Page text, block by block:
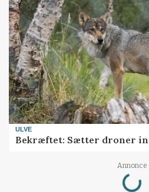
ULVE
Bekræftet: Sætter droner
Annonce
Loading...